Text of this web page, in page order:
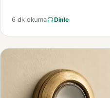
6 dk okuma Dinle